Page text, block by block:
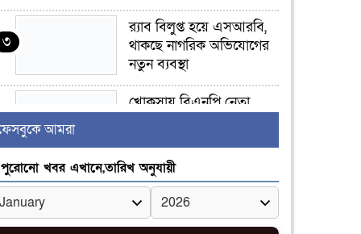
৩
র‍্যাব বিলুপ্ত হয়ে এসআরবি,
থাকছে নাগরিক অভিযোগের
নতুন ব্যবস্থা
৪
খোকসায় বিএনপি নেতা
৫
সাঈদীর ছবিতে জুতা
নিক্ষেপকারীরা ‘জারজ
সন্তান’: আমির হামজা
আমরা
পুরোনো খবর এখানে,তারিখ অনুযায়ী